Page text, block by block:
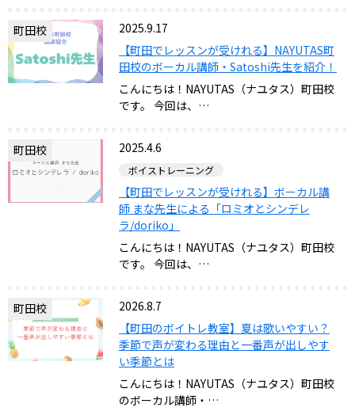
町田校
2025.9.17
【町田でレッスンが受けれる】NAYUTAS町
田校のボーカル講師・Satoshi先生を紹介！
こんにちは！NAYUTAS（ナユタス）町田校
です。 今回は、…
町田校 2025.4.6
ボイストレーニング
【町田でレッスンが受けれる】ボーカル講
師 まな先生による「ロミオとシンデレ
ラ/doriko」
こんにちは！NAYUTAS（ナユタス）町田校
です。 今回は、…
町田校
2026.8.7
【町田のボイトレ教室】夏は歌いやすい？
季節で声が変わる理由と一番声が出しやす
い季節とは
こんにちは！NAYUTAS（ナユタス）町田校
のボーカル講師・…